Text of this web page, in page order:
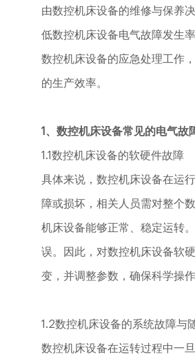
由数控机床设备的维修与保养
低数控机床设备电气故障发生
数控机床设备的应急处理工作
的生产效率。
1、数控机床设备常见的电气故
1.1数控机床设备的软硬件故障
具体来说，数控机床设备在运
障或损坏，相关人员需对整个
机床设备能够正常、稳定运转
误。因此，对数控机床设备软
变，并调整参数，确保科学操
1.2数控机床设备的系统故障与
数控机床设备在运转过程中一